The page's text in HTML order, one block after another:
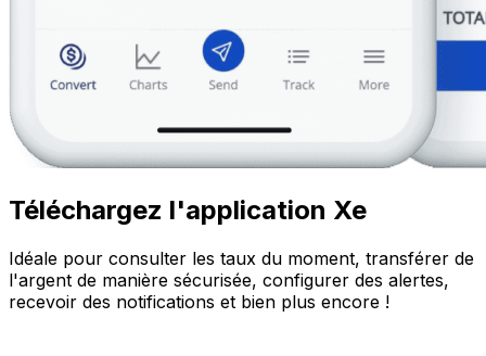
Téléchargez l'application Xe
Idéale pour consulter les taux du moment, transférer de
l'argent de manière sécurisée, configurer des alertes,
recevoir des notifications et bien plus encore !